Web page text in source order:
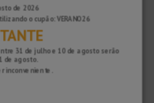
de 2026
o cupão: VERANO26
31 de julho e 10 de agosto serão
de agosto.
inconveniente.